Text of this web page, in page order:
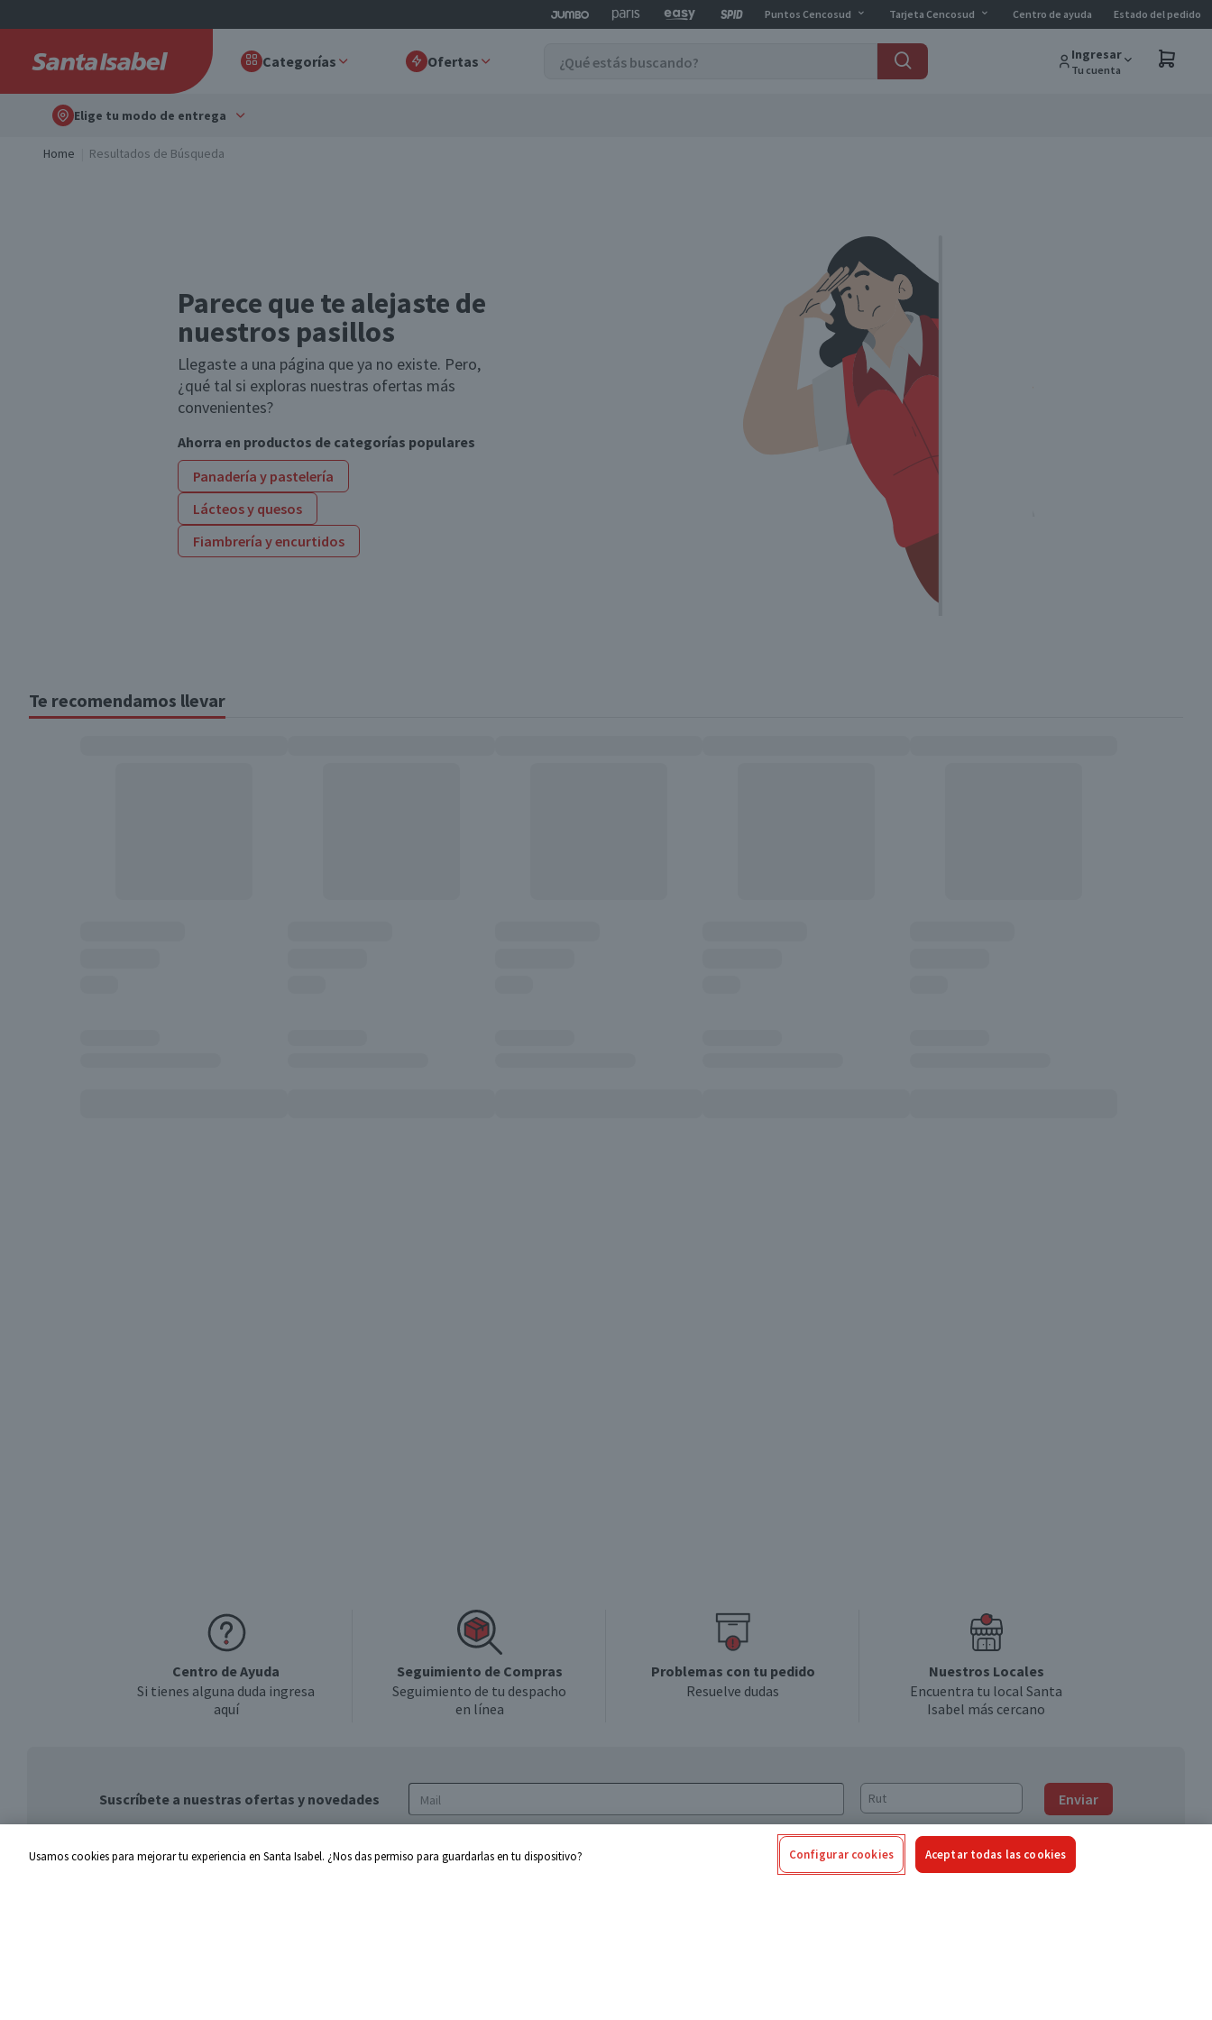
Puntos Cencosud Tarjeta Cencosud Centro de ayuda Estado del pedido
Categorías Ofertas Ingresar
Tu cuenta
Elige tu modo de entrega
Home Resultados de Búsqueda
Parece que te alejaste de
nuestros pasillos
Llegaste a una página que ya no existe. Pero,
¿qué tal si exploras nuestras ofertas más
convenientes?
Ahorra en productos de categorías populares
Panadería y pastelería
Lácteos y quesos
Fiambrería y encurtidos
Te recomendamos llevar
Centro de Ayuda
Si tienes alguna duda ingresa
aquí
Seguimiento de Compras
Seguimiento de tu despacho
en línea
Problemas con tu pedido
Resuelve dudas
Nuestros Locales
Encuentra tu local Santa
Isabel más cercano
Suscríbete a nuestras ofertas y novedades Enviar
de privacidad y de tratamiento de datos
Usamos cookies para mejorar tu experiencia en Santa Isabel. ¿Nos das permiso para guardarlas en tu dispositivo? Configurar cookies Aceptar todas las cookies